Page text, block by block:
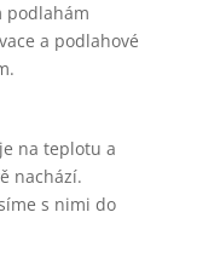
podlahám
a podlahové
na teplotu a
nachází.
s nimi do